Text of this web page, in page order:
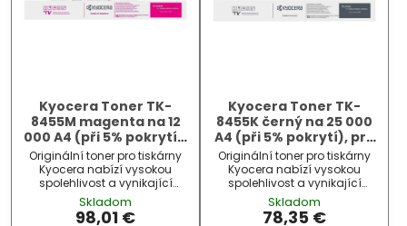
Kyocera Toner TK-
8455M magenta na 12
000 A4 (při 5% pokrytí),
pro TASKalfa MZ2501ci
Originální toner pro tiskárny
Kyocera nabízí vysokou
spolehlivost a vynikající
kvalitu tisku.
Skladom
98,01 €
Kyocera Toner TK-
8455K černý na 25 000
A4 (při 5% pokrytí), pro
TASKalfa MZ2501ci
Originální toner pro tiskárny
Kyocera nabízí vysokou
spolehlivost a vynikající
kvalitu tisku.
Skladom
78,35 €